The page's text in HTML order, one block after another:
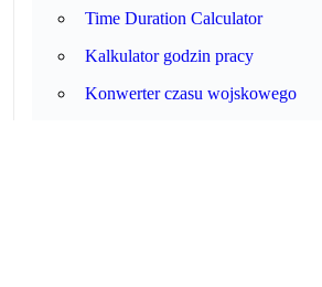
Time Duration Calculator
Kalkulator godzin pracy
Konwerter czasu wojskowego